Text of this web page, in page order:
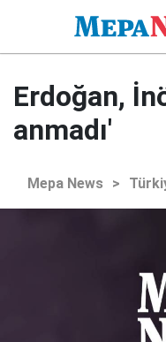
Erdoğan,
anmadı'
Mepa News >